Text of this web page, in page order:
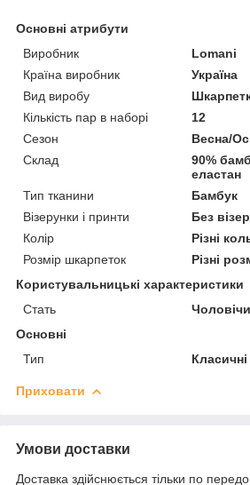
Основні атрибути
Виробник
Lomani
Країна виробник
Україна
Вид виробу
Кількість пар в наборі
12
Сезон
Весна/
Склад
90%
еластан
Тип тканини
Бамбук
Візерунки і принти
Без
Колір
Різні
Розмір шкарпеток
Різні
Користувальницькі характеристики
Стать
Основні
Тип
Класичні
Приховати
Умови доставки
Доставка здійснюється тільки по